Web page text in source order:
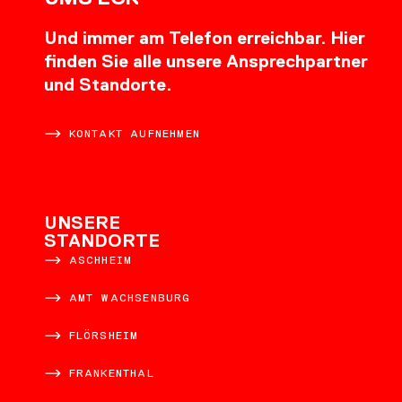
Und immer am Telefon erreichbar. Hier
finden Sie alle unsere Ansprechpartner
und Standorte.
KONTAKT AUFNEHMEN
UNSERE
STANDORTE
ASCHHEIM
AMT WACHSENBURG
FLÖRSHEIM
FRANKENTHAL